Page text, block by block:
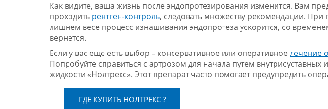
Как видите, ваша жизнь после эндопротезирования изменится. Вам
проходить рентген-контроль, следовать множеству рекомендаций. При
лишнем весе процесс изнашивания эндопротеза ускорится, со
вернется.
Если у вас еще есть выбор – консервативное или оперативноелечение
Попробуйте справиться с артрозом для начала путем
жидкости «Нолтрекс». Этот препарат часто помогает предупредить
ГДЕ КУПИТЬ НОЛТРЕКС ?